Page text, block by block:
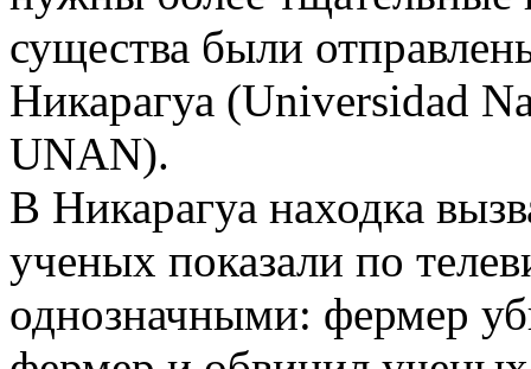
существа были
Никарагуа (Universidad
UNAN).
В Никарагуа находка
ученых показали по
однозначными: фермер